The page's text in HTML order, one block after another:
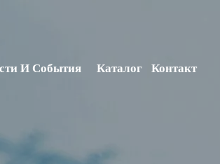
И События Каталог Контакт